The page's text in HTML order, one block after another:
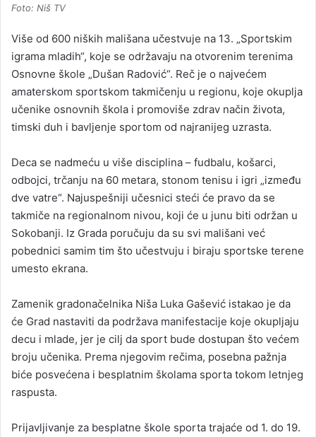
Foto: Niš TV
Više od 600 niških mališana učestvuje na 13. „Sportskim
igrama mladih“, koje se održavaju na otvorenim terenima
Osnovne škole „Dušan Radović“. Reč je o najvećem
amaterskom sportskom takmičenju u regionu, koje okuplja
učenike osnovnih škola i promoviše zdrav način života,
timski duh i bavljenje sportom od najranijeg uzrasta.
Deca se nadmeću u više disciplina – fudbalu, košarci,
odbojci, trčanju na 60 metara, stonom tenisu i igri „između
dve vatre“. Najuspešniji učesnici steći će pravo da se
takmiče na regionalnom nivou, koji će u junu biti održan u
Sokobanji. Iz Grada poručuju da su svi mališani već
pobednici samim tim što učestvuju i biraju sportske terene
umesto ekrana.
Zamenik gradonačelnika Niša Luka Gašević istakao je da
će Grad nastaviti da podržava manifestacije koje okupljaju
decu i mlade, jer je cilj da sport bude dostupan što većem
broju učenika. Prema njegovim rečima, posebna pažnja
biće posvećena i besplatnim školama sporta tokom letnjeg
raspusta.
Prijavljivanje za besplatne škole sporta trajaće od 1. do 19.